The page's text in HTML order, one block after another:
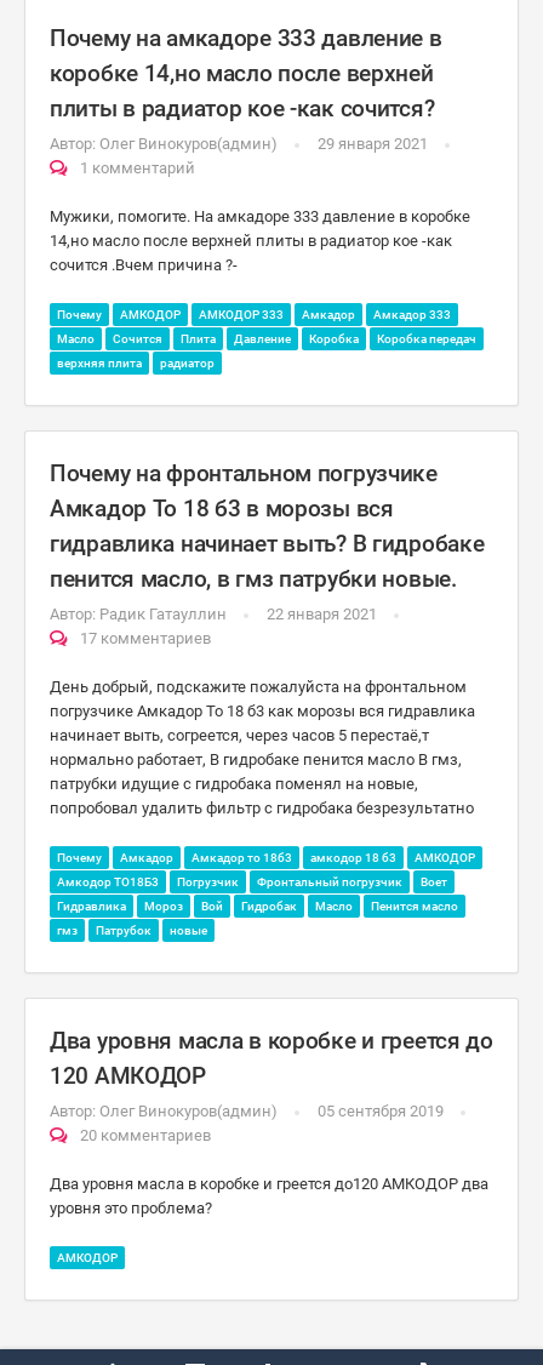
Почему на амкадоре 333 давление в
коробке 14,но масло после верхней
плиты в радиатор кое -как сочится?
Автор: Олег Винокуров(админ)
29 января 2021
1 комментарий
Мужики, помогите. На амкадоре 333 давление в коробке
14,но масло после верхней плиты в радиатор кое -как
сочится .Вчем причина ?-
Почему АМКОДОР АМКОДОР 333 Амкадор
Амкадор 333
Масло
Сочится Плита Давление Коробка
Коробка передач
верхняя плита
радиатор
Почему на фронтальном погрузчике
Амкадор То 18 б3 в морозы вся
гидравлика начинает выть? В гидробаке
пенится масло, в гмз патрубки новые.
Автор: Радик Гатауллин
22 января 2021
17 комментариев
День добрый, подскажите пожалуйста на фронтальном
погрузчике Амкадор То 18 б3 как морозы вся гидравлика
начинает выть, согреется, через часов 5 перестаё,т
нормально работает, В гидробаке пенится масло В гмз,
патрубки идущие с гидробака поменял на новые,
попробовал удалить фильтр с гидробака безрезультатно
Почему Амкадор Амкадор то 18б3 амкодор 18 б3
АМКОДОР
Амкодор ТО18Б3
Погрузчик Фронтальный погрузчик
Воет
Гидравлика
Мороз Вой Гидробак Масло
Пенится масло
гмз
Патрубок новые
Два уровня масла в коробке и греется до
120 АМКОДОР
Автор: Олег Винокуров(админ)
05 сентября 2019
20 комментариев
Два уровня масла в коробке и греется до120 АМКОДОР два
уровня это проблема?
АМКОДОР